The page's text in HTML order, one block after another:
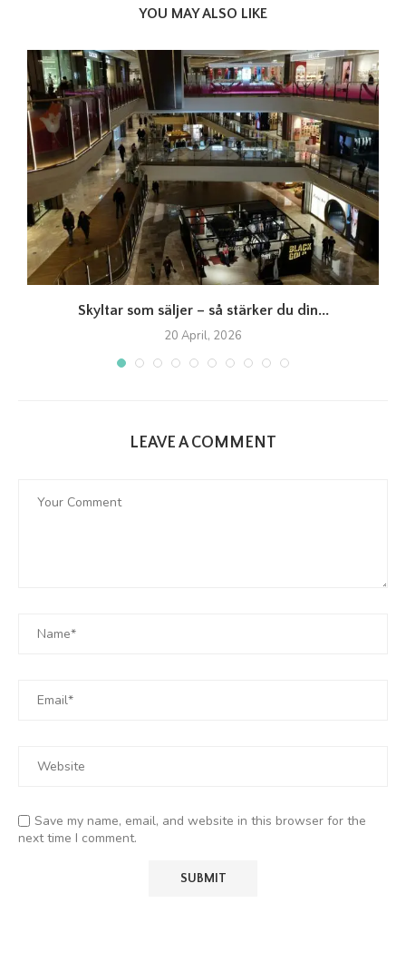
YOU MAY ALSO LIKE
Skyltar som säljer – så stärker du din...
20 April, 2026
LEAVE A COMMENT
Save my name, email, and website in this browser for the
next time I comment.